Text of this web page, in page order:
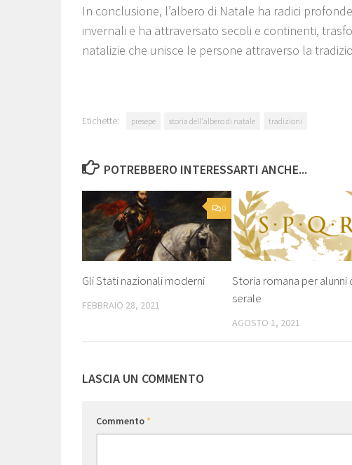
In conclusione, l’albero di Natale ha radici
invernali e ha attraversato secoli e continenti,
natalizie che unisce le persone attraverso la
Etichette: presepe storia dell'albero di natale tradizioni
POTREBBERO INTERESSARTI ANCHE...
0
Gli Stati nazionali moderni
FEBBRAIO 28, 2021
Storia romana per alunni
serale
AGOSTO 1, 2021
LASCIA UN COMMENTO
Commento*